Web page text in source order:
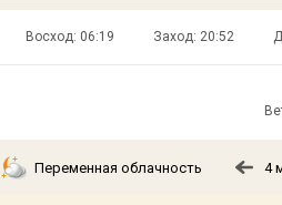
Восход: 06:19 Заход: 20:52
Переменная облачность 4